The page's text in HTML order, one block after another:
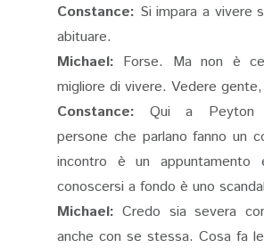
Constance: Si impara a vivere
abituare.
Michael: Forse. Ma non è
migliore di vivere. Vedere gente,
Constance:Qui a Peyton
persone che parlano fanno un
incontro è un appuntamento
conoscersi a fondo è uno
Michael:Credo sia severa
anche con se stessa. Cosa fa